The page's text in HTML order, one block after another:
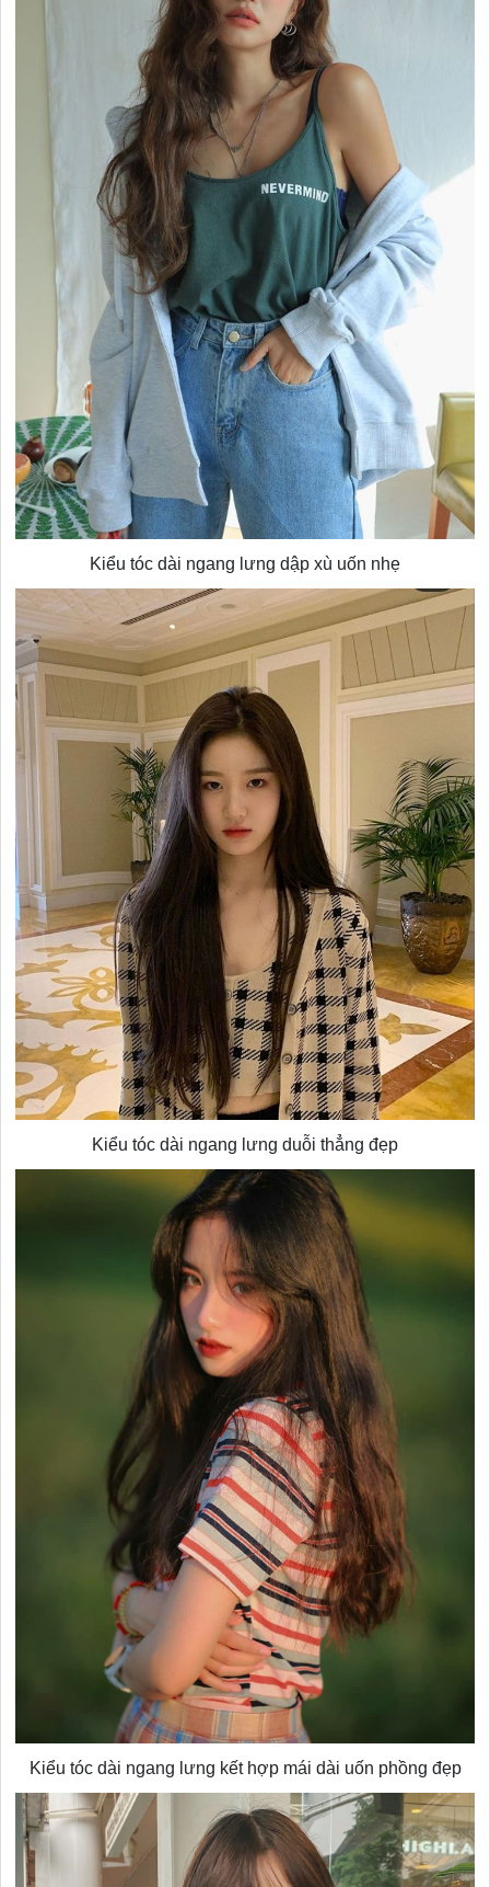
Kiểu tóc dài ngang lưng dập xù uốn nhẹ
Kiểu tóc dài ngang lưng duỗi thẳng đẹp
Kiểu tóc dài ngang lưng kết hợp mái dài uốn phồng đẹp